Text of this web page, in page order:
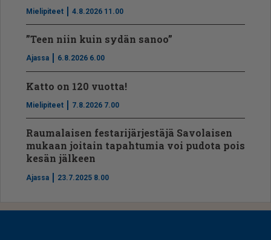
Mielipiteet 4.8.2026 11.00
”Teen niin kuin sydän sanoo”
Ajassa 6.8.2026 6.00
Katto on 120 vuotta!
Mielipiteet 7.8.2026 7.00
Raumalaisen festarijärjestäjä Savolaisen
mukaan joitain tapahtumia voi pudota pois
kesän jälkeen
Ajassa 23.7.2025 8.00